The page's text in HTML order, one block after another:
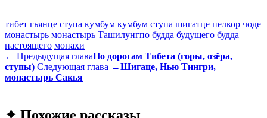
тибет гьянце ступа кумбум кумбум ступа шигатце пелкор чоде
монастырь монастырь Ташилунгпо будда будущего будда
настоящего монахи
← Предыдущая главаПо дорогам Тибета (горы, озёра,
ступы) Следующая глава →Шигаце, Нью Тингри,
монастырь Сакья
✦ Похожие рассказы